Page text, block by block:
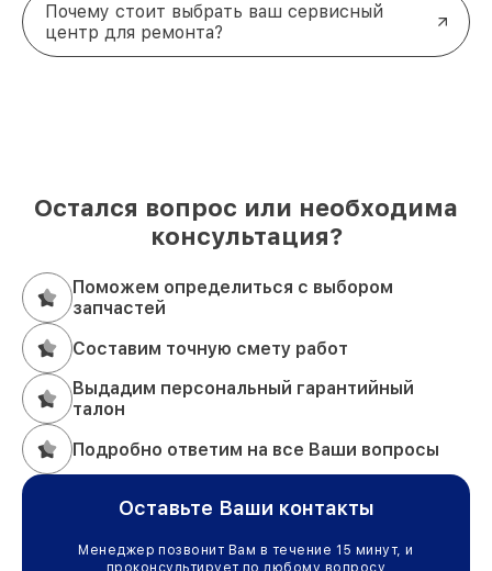
Почему стоит выбрать ваш сервисный
центр для ремонта?
Остался вопрос или необходима
консультация?
Поможем определиться с выбором
запчастей
Составим точную смету работ
Выдадим персональный гарантийный
талон
Подробно ответим на все Ваши вопросы
Оставьте Ваши контакты
Менеджер позвонит Вам в течение 15 минут, и
проконсультирует по любому вопросу